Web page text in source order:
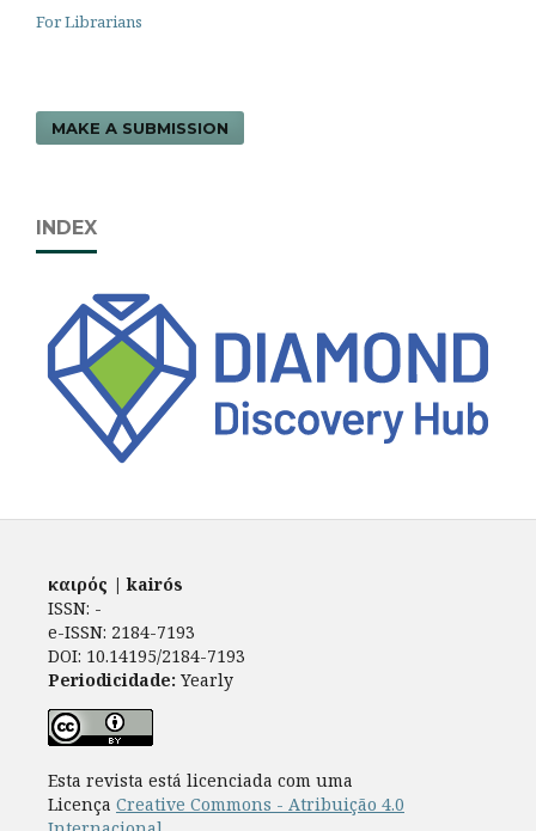
For Librarians
MAKE A SUBMISSION
INDEX
καιρός | kairós
ISSN: -
e-ISSN: 2184-7193
DOI: 10.14195/2184-7193
Periodicidade: Yearly
Esta revista está licenciada com uma
Licença Creative Commons - Atribuição 4.0